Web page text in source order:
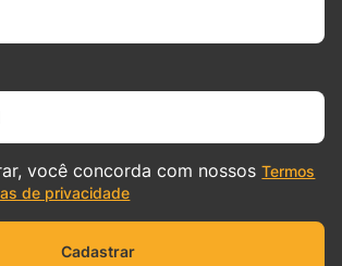
você concorda com nossosTermos
de privacidade
Cadastrar